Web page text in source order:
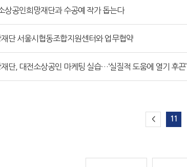
상공인희망재단과 수공예 작가 돕는다
단 서울시협동조합지원센터와 업무협약
단, 대전소상공인 마케팅 실습…‘실질적 도움에 열기 후끈’
< 11